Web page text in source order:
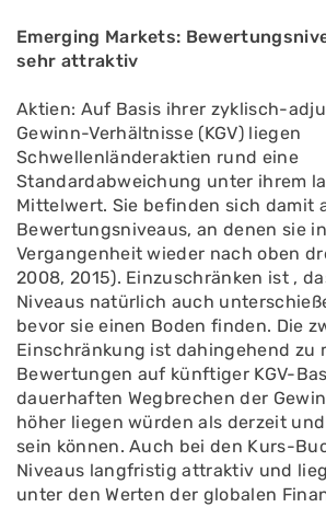
Emerging Markets:
sehr attraktiv
Aktien: Auf Basis ihrer zyklisch-
Gewinn-Verhältnisse (KGV) liegen
Schwellenländeraktien rund eine
Standardabweichung unter ihrem
Mittelwert. Sie befinden sich damit
Bewertungsniveaus, an denen sie
Vergangenheit wieder nach oben
2008, 2015). Einzuschränken ist ,
Niveaus natürlich auch
bevor sie einen Boden finden. Die
Einschränkung ist dahingehend zu
Bewertungen auf künftiger KGV-
dauerhaften Wegbrechen der
höher liegen würden als derzeit
sein können. Auch bei den Kurs-
Niveaus langfristig attraktiv und
unter den Werten der globalen